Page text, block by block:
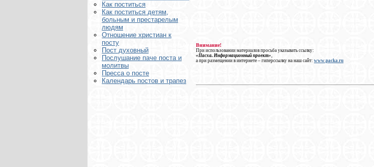
Как поститься
Как поститься детям,
больным и престарелым
людям
Отношение христиан к
посту
Пост духовный
Послушание паче поста и
молитвы
Пресса о посте
Календарь постов и трапез
Внимание!
При использовании материалов просьба указывать ссылку:
«Пасха. Информационный проект»,
а при размещении в интернете – гиперссылку на наш сайт: www.packa.ru